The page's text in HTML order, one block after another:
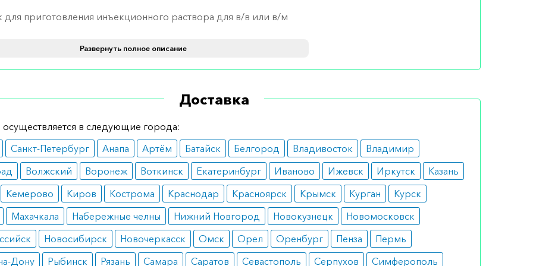
приготовления инъекционного раствора для в/в или в/м
Максимально допустимая суточная доза – 8000 мг.
инфекциях мочеполовой системы, нижних дыхательных путей,
заболеваниях кожи, а также при нозокомиальных
к препарату или его компонентам.
Развернуть полное описание
Доставка
осуществляется в следующие города:
Санкт-Петербург Анапа Артём Батайск Белгород Владивосток
Владимир
Волжский Воронеж Воткинск Екатеринбург Иваново Ижевск Иркутск
Казань
Кемерово Киров Кострома Краснодар Красноярск Крымск Курган
Курск
Махачкала Набережные челны Нижний Новгород Новокузнецк
Новомосковск
Новосибирск Новочеркасск Омск Орел Оренбург Пенза
Пермь
Дону
Рыбинск Рязань Самара Саратов Севастополь Серпухов
Симферополь